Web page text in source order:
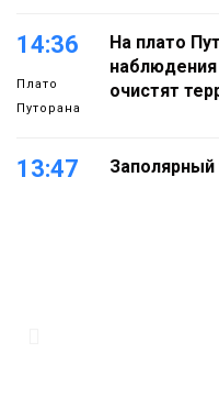
14:36
Плато
Путорана
На плато
очистят
13:47